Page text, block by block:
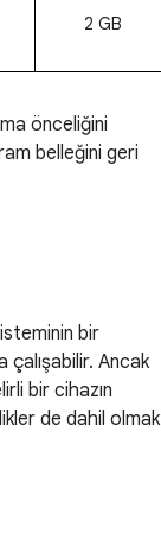
2 GB
önceliğini
belleğini geri
bir
çalışabilir. Ancak
bir cihazın
de dahil olmak